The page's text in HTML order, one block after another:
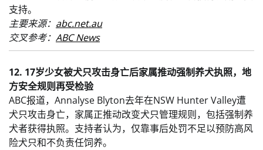
支持。
主要来源： abc.net.au
交叉参考： ABC News
12. 17岁少女被犬只攻击身亡后家属推动强制养犬执照，地
方安全规则再受检验
ABC报道，Annalyse Blyton去年在NSW Hunter Valley遭
犬只攻击身亡，家属正推动改变犬只管理规则，包括强制养
犬者获得执照。支持者认为，仅靠事后处罚不足以预防高风
险犬只和不负责任饲养。